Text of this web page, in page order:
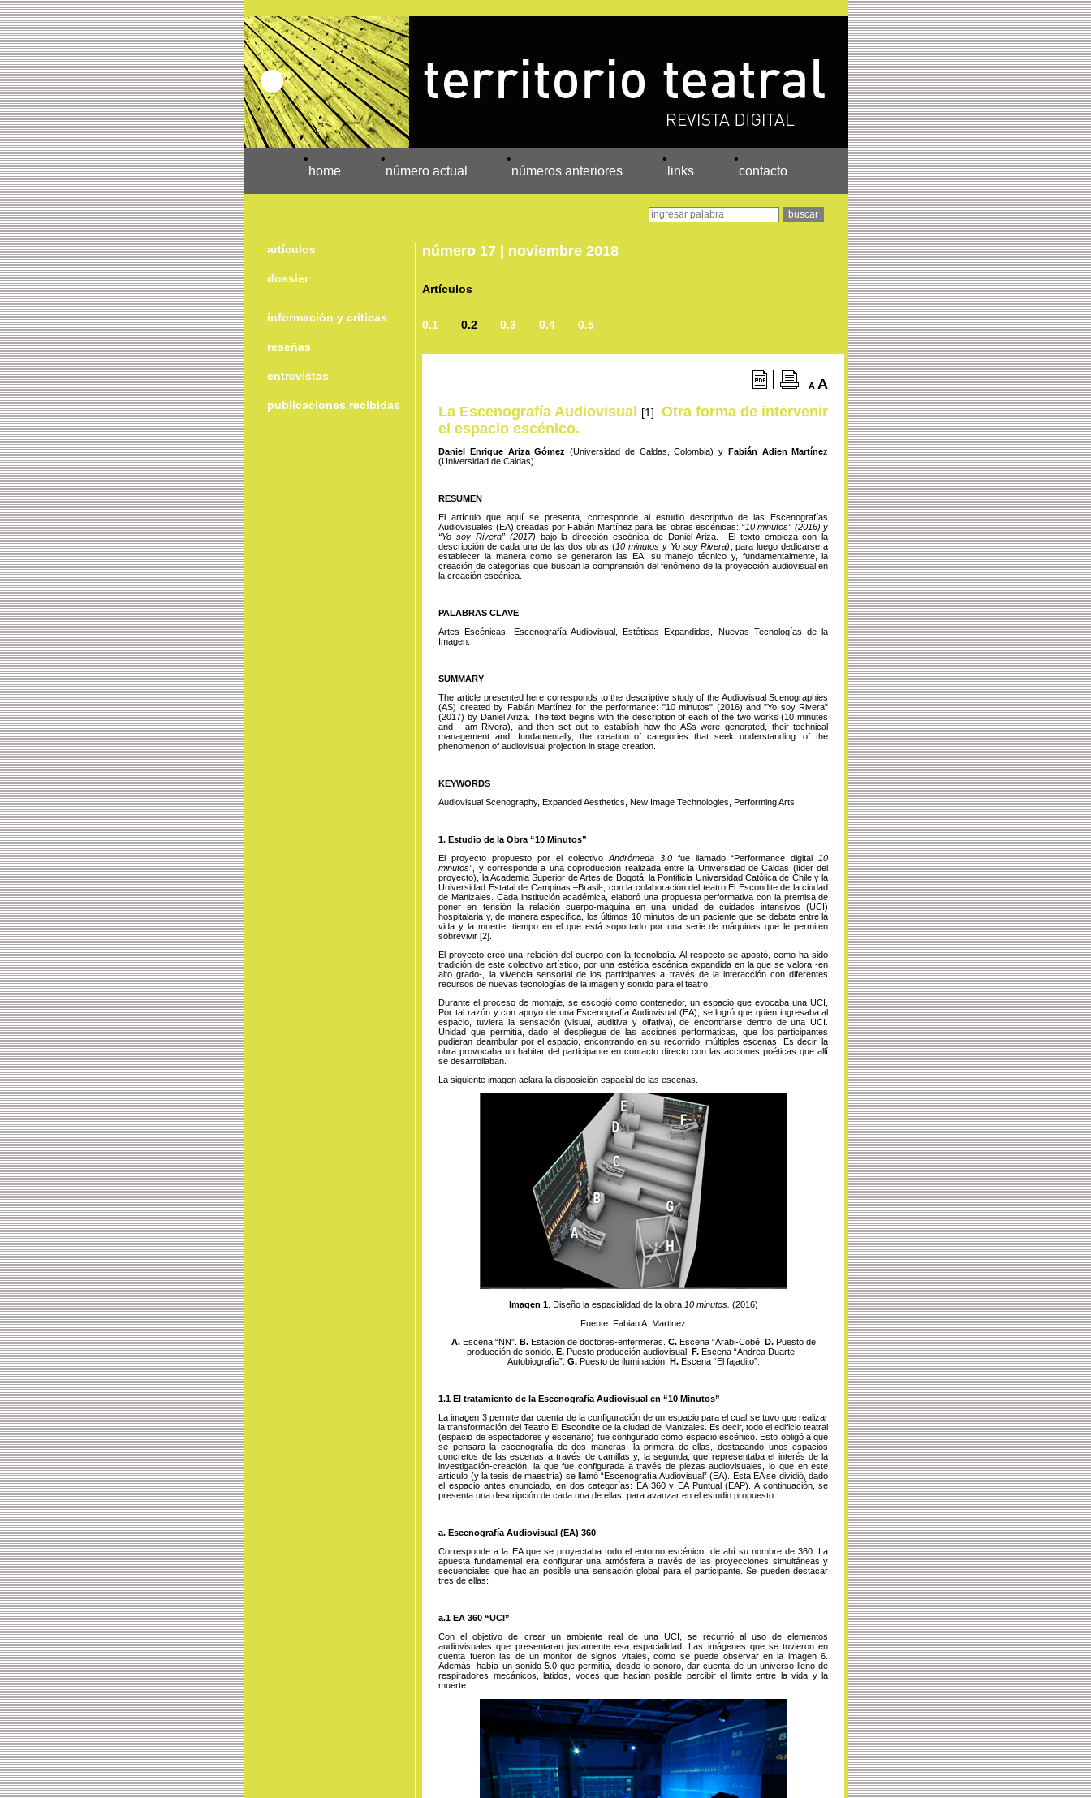
•
home
•
número actual
•
números anteriores
•
links
•
contacto
artículos
dossier
información y críticas
reseñas
entrevistas
publicaciones recibidas
número 17 | noviembre 2018
Artículos
0.1 0.2 0.3 0.4 0.5
A A
La Escenografía Audiovisual [1]
Otra forma de intervenir
el espacio escénico.
Daniel Enrique Ariza Gómez (Universidad de Caldas, Colombia) y Fabián Adien Martínez
(Universidad de Caldas)
RESUMEN
El artículo que aquí se presenta, corresponde al estudio descriptivo de las Escenografías
Audiovisuales (EA) creadas por Fabián Martínez para las obras escénicas: “10 minutos” (2016) y
“Yo soy Rivera” (2017) bajo la dirección escénica de Daniel Ariza. El texto empieza con la
descripción de cada una de las dos obras (10 minutos y Yo soy Rivera)
, para luego dedicarse a
establecer la manera como se generaron las EA, su manejo técnico y, fundamentalmente, la
creación de categorías que buscan la comprensión del fenómeno de la proyección audiovisual en
la creación escénica.
PALABRAS CLAVE
Artes Escénicas, Escenografía Audiovisual, Estéticas Expandidas, Nuevas Tecnologías de la
Imagen.
SUMMARY
The article presented here corresponds to the descriptive study of the Audiovisual Scenographies
(AS) created by Fabián Martínez for the performance: "10 minutos" (2016) and "Yo soy Rivera"
(2017) by Daniel Ariza. The text begins with the description of each of the two works (10 minutes
and I am Rivera), and then set out to establish how the ASs were generated, their technical
management and, fundamentally, the creation of categories that seek understanding. of the
phenomenon of audiovisual projection in stage creation.
KEYWORDS
Audiovisual Scenography, Expanded Aesthetics, New Image Technologies, Performing Arts.
1. Estudio de la Obra “10 Minutos”
El proyecto propuesto por el colectivo Andrómeda 3.0fue llamado “Performance digital 10
minutos” , y corresponde a una coproducción realizada entre la Universidad de Caldas (líder del
proyecto), la Academia Superior de Artes de Bogotá, la Pontificia Universidad Católica de Chile y la
Universidad Estatal de Campinas –Brasil-, con la colaboración del teatro El Escondite de la ciudad
de Manizales. Cada institución académica, elaboró una propuesta performativa con la premisa de
poner en tensión la relación cuerpo-máquina en una unidad de cuidados intensivos (UCI)
hospitalaria y, de manera específica, los últimos 10 minutos de un paciente que se debate entre la
vida y la muerte, tiempo en el que está soportado por una serie de máquinas que le permiten
sobrevivir [2]
El proyecto creó una relación del cuerpo con la tecnología. Al respecto se apostó, como ha sido
tradición de este colectivo artístico, por una estética escénica expandida en la que se valora -en
alto grado-, la vivencia sensorial de los participantes a través de la interacción con diferentes
recursos de nuevas tecnologías de la imagen y sonido para el teatro.
Durante el proceso de montaje, se escogió como contenedor, un espacio que evocaba una UCI,
Por tal razón y con apoyo de una Escenografía Audiovisual (EA), se logró que quien ingresaba al
espacio, tuviera la sensación (visual, auditiva y olfativa), de encontrarse dentro de una UCI.
Unidad que permitía, dado el despliegue de las acciones performáticas, que los participantes
pudieran deambular por el espacio, encontrando en su recorrido, múltiples escenas. Es decir, la
obra provocaba un habitar del participante en contacto directo con las acciones poéticas que allí
se desarrollaban.
La siguiente imagen aclara la disposición espacial de las escenas.
Imagen 1. Diseño la espacialidad de la obra 10 minutos. (2016)
Fuente: Fabian A. Martinez
A.Escena “NN”. B.Estación de doctores-enfermeras. C.Escena “Arabi-Cobé. D.Puesto de
producción de sonido. E.Puesto producción audiovisual. F.Escena “Andrea Duarte -
Autobiografía”. G.Puesto de iluminación. H.Escena “El fajadito”.
1.1 El tratamiento de la Escenografía Audiovisual en “10 Minutos”
La imagen 3 permite dar cuenta de la configuración de un espacio para el cual se tuvo que realizar
la transformación del Teatro El Escondite de la ciudad de Manizales. Es decir, todo el edificio teatral
(espacio de espectadores y escenario) fue configurado como espacio escénico. Esto obligó a que
se pensara la escenografía de dos maneras: la primera de ellas, destacando unos espacios
concretos de las escenas a través de camillas y, la segunda, que representaba el interés de la
investigación-creación, la que fue configurada a través de piezas audiovisuales, lo que en este
artículo (y la tesis de maestría) se llamó “Escenografía Audiovisual” (EA). Esta EA se dividió, dado
el espacio antes enunciado, en dos categorías: EA 360 y EA Puntual (EAP). A continuación, se
presenta una descripción de cada una de ellas, para avanzar en el estudio propuesto.
a. Escenografía Audiovisual (EA) 360
Corresponde a la EA que se proyectaba todo el entorno escénico, de ahí su nombre de 360. La
apuesta fundamental era configurar una atmósfera a través de las proyecciones simultáneas y
secuenciales que hacían posible una sensación global para el participante. Se pueden destacar
tres de ellas:
a.1 EA 360 “UCI”
Con el objetivo de crear un ambiente real de una UCI, se recurrió al uso de elementos
audiovisuales que presentaran justamente esa espacialidad. Las imágenes que se tuvieron en
cuenta fueron las de un monitor de signos vitales, como se puede observar en la imagen 6.
Además, había un sonido 5.0 que permitía, desde lo sonoro, dar cuenta de un universo lleno de
respiradores mecánicos, latidos, voces que hacían posible percibir el límite entre la vida y la
muerte.